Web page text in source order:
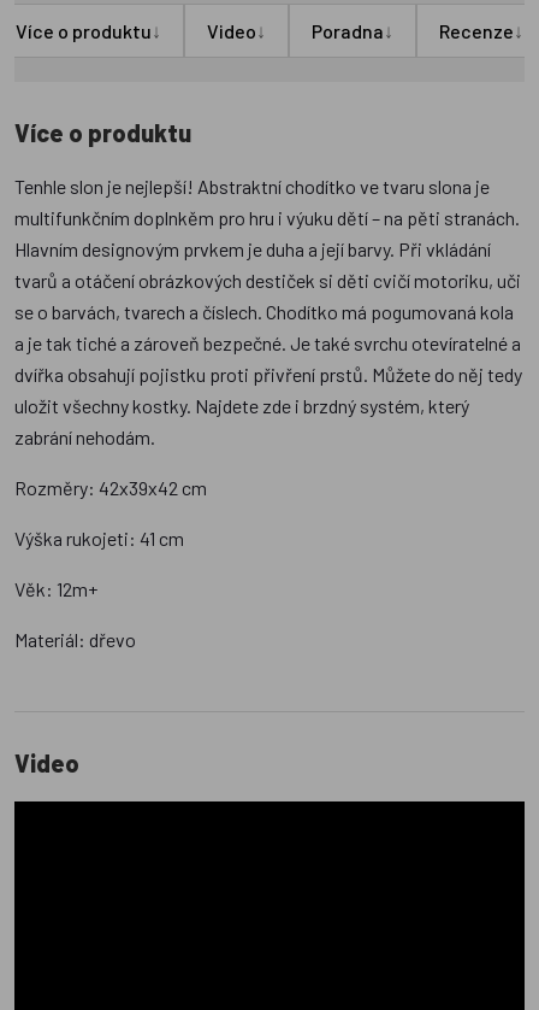
Více o produktu↓ Video↓ Poradna↓ Recenze↓
Více o produktu
Tenhle slon je nejlepší! Abstraktní chodítko ve tvaru slona je
multifunkčním doplnkěm pro hru i výuku dětí – na pěti stranách.
Hlavním designovým prvkem je duha a její barvy. Při vkládání
tvarů a otáčení obrázkových destiček si děti cvičí motoriku, uči
se o barvách, tvarech a číslech. Chodítko má pogumovaná kola
a je tak tiché a zároveň bezpečné. Je také svrchu otevíratelné a
dvířka obsahují pojistku proti přivření prstů. Můžete do něj tedy
uložit všechny kostky. Najdete zde i brzdný systém, který
zabrání nehodám.
Rozměry: 42x39x42 cm
Výška rukojeti: 41 cm
Věk: 12m+
Materiál: dřevo
Video